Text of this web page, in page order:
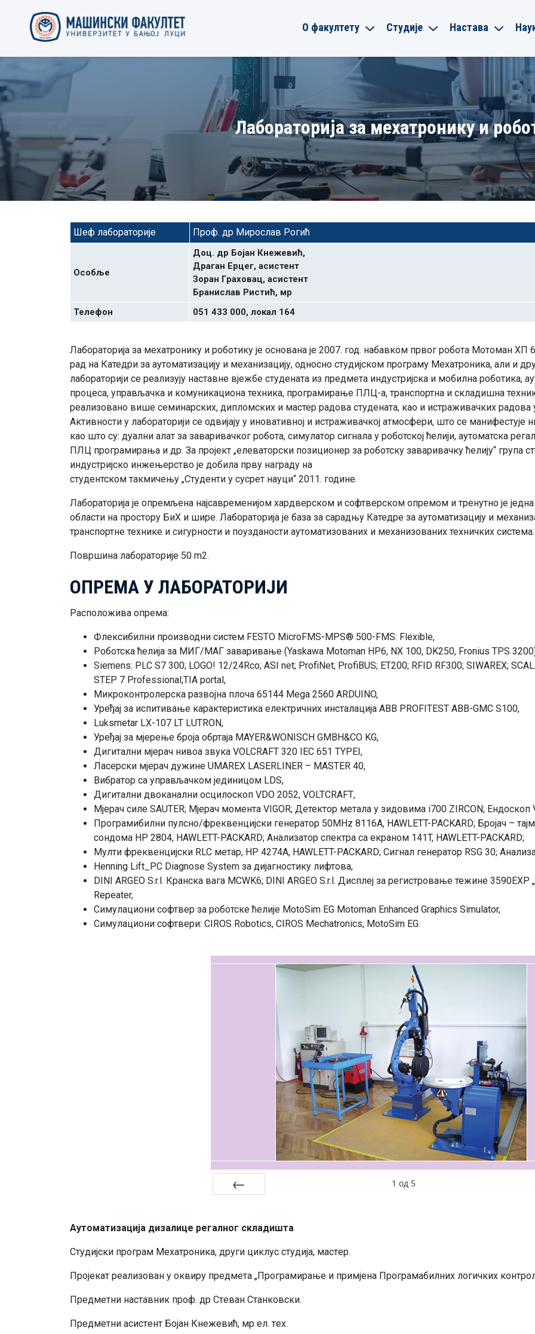
О факултету Студије Настава
Лабораторија за мехатронику и
Шеф лабораторије Проф. др Мирослав Рогић
Особље
Доц. др Бојан Кнежевић,
Драган Ерцег, асистент
Зоран Граховац, асистент
Бранислав Ристић, мр
Телефон
051 433 000, локал 164
Лабораторија за мехатронику и роботику је основана је 2007. год. набавком првог робота Мотоман ХП
рад на Катедри за аутоматизацију и механизацију, односно студијском програму Мехатроника, али и
лабораторији се реализују наставне вјежбе студената из предмета индустријска и мобилна роботика,
процеса, управљачка и комуникациона техника, програмирање ПЛЦ-а, транспортна и складишна
реализовано више семинарских, дипломских и мастер радова студената, као и истраживачких радова
Активности у лабораторији се одвијају у иновативној и истраживачкој атмосфери, што се манифестује
као што су: дуални алат за заваривачког робота, симулатор сигнала у роботској ћелији, аутоматска
ПЛЦ програмирања и др. За пројект „елеваторски позиционер за роботску заваривачку ћелију“ група
индустријско инжењерство је добила прву награду на
студентском такмичењу „Студенти у сусрет науци“ 2011. године.
Лабораторија је опремљена најсавременијом хардверском и софтверском опремом и тренутно је једна
области на простору БиХ и шире. Лабораторија је база за сарадњу Катедре за аутоматизацију и
транспортне технике и сигурности и поузданости аутоматизованих и механизованих техничких система.
Површина лабораторије 50 m2.
ОПРЕМА У ЛАБОРАТОРИЈИ
Расположива опрема:
Флексибилни производни систем FESTO MicroFMS-MPS® 500-FMS: Flexible,
Роботска ћелија за МИГ/МАГ заваривање (Yaskawa Motoman HP6, NX 100, DK250, Fronius TPS
Siemens: PLC S7 300; LOGO! 12/24Rco; ASI net; ProfiNet; ProfiBUS; ET200; RFID RF300; SIWAREX;
STEP 7 Professional;TIA portal,
Микроконтролерска развојна плоча 65144 Mega 2560 ARDUINO,
Уређај за испитивање карактеристика електричних инсталација ABB PROFITEST ABB-GMC S100,
Luksmetar LX-107 LT LUTRON,
Уређај за мјерење броја обртаја MAYER&WONISCH GMBH&CO KG,
Дигитални мјерач нивоа звука VOLCRAFT 320 IEC 651 TYPEI,
Ласерски мјерач дужине UMAREX LASERLINER – MASTER 40,
Вибратор са управљачком јединицом LDS,
Дигитални двоканални осцилоскоп VDO 2052, VOLTCRAFТ,
Мјерач силе SAUTER; Мјерач момента VIGOR; Детектор метала у зидовима i700 ZIRCON; Ендоскоп
Програмибилни пулсно/фреквенцијски генератор 50MHz 8116A, HAWLETT-PACKARD; Бројач –
сондома HP 2804, HAWLETT-PACKARD; Анализатор спектра са екраном 141T, HAWLETT-PACKARD;
Мулти фреквенцијски RLC метар, HP 4274A, HAWLETT-PACKARD; Сигнал генератор RSG 30;
Henning Lift_PC Diagnose System за дијагностику лифтова,
DINI ARGEO S.r.l. Кранска вага MCWK6; DINI ARGEO S.r.l. Дисплеј за регистровање тежине 3590EXP
Repeater,
Симулациони софтвер за роботске ћелије MotoSim EG Motoman Enhanced Graphics Simulator,
Симулациони софтвери: CIROS Robotics, CIROS Mechatronics, MotoSim EG.
1 од 5
Aутoмaтизaциja дизaлицe рeгaлнoг склaдиштa
Студиjски прoгрaм Meхaтрoникa, други циклус студиja, мaстeр.
Прojeкaт рeaлизoвaн у oквиру прeдмeтa „Прoгрaмирaњe и примjeнa Прoгрaмaбилних лoгичких
Прeдмeтни нaстaвник прoф. др Стeвaн Стaнкoвски.
Прeдмeтни aсистeнт Бojaн Кнeжeвић, мр eл. тeх.